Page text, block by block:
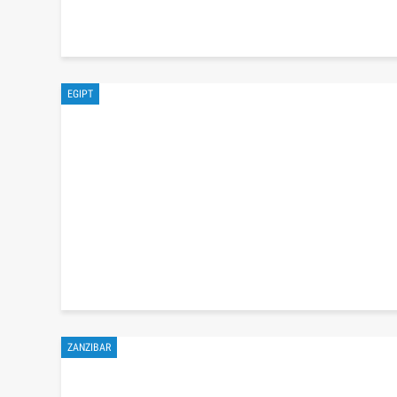
EGIPT
ZANZIBAR